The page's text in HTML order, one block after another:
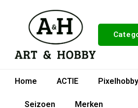
Home ACTIE Pixelhobby
Seizoen
Merken